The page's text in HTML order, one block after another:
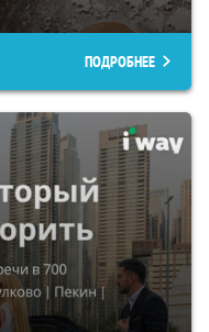
ПОДРОБНЕЕ